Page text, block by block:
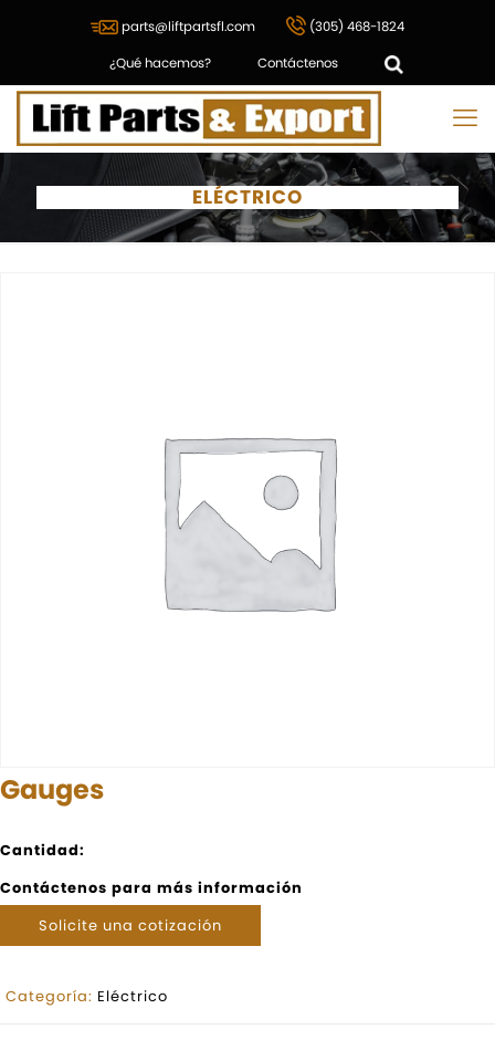
parts@liftpartsfl.com (305) 468-1824
¿Qué hacemos? Contáctenos
ELÉCTRICO
Gauges
Cantidad:
Contáctenos para más información
Solicite una cotización
Categoría: Eléctrico